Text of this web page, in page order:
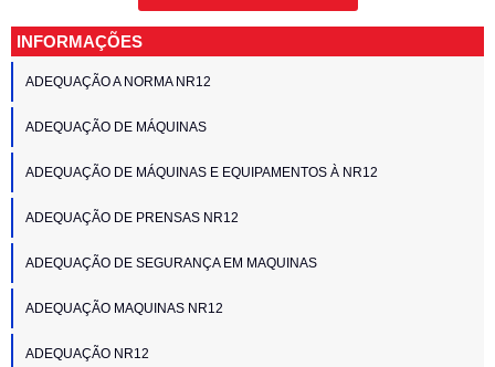
INFORMAÇÕES
ADEQUAÇÃO A NORMA NR12
ADEQUAÇÃO DE MÁQUINAS
ADEQUAÇÃO DE MÁQUINAS E EQUIPAMENTOS À NR12
ADEQUAÇÃO DE PRENSAS NR12
ADEQUAÇÃO DE SEGURANÇA EM MAQUINAS
ADEQUAÇÃO MAQUINAS NR12
ADEQUAÇÃO NR12